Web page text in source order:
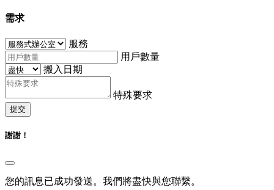
需求
服務
用戶數量
搬入日期
特殊要求
提交
謝謝！
您的訊息已成功發送。我們將盡快與您聯繫。